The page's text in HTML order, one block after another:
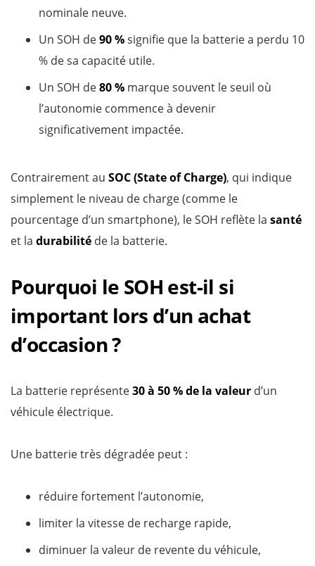
nominale neuve.
Un SOH de90 %signifie que la batterie a perdu 10
% de sa capacité utile.
Un SOH de80 % marque souvent le seuil où
l’autonomie commence à devenir
significativement impactée.
Contrairement au SOC (State of Charge), qui indique
simplement le niveau de charge (comme le
pourcentage d’un smartphone), le SOH reflète la santé
et la durabilité de la batterie.
Pourquoi le SOH est-il si
important lors d’un achat
d’occasion ?
La batterie représente30 à 50 % de la valeur d’un
véhicule électrique.
Une batterie très dégradée peut :
réduire fortement l’autonomie,
limiter la vitesse de recharge rapide,
diminuer la valeur de revente du véhicule,